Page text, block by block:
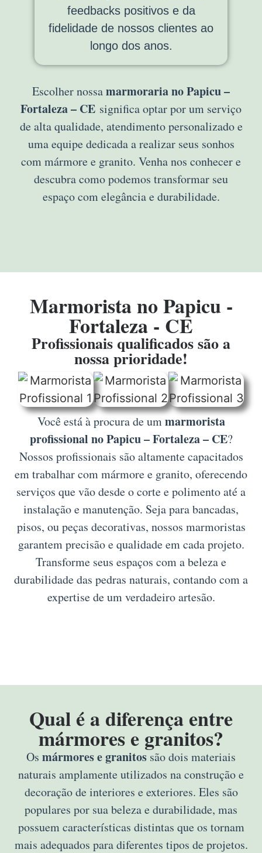
feedbacks positivos e da
fidelidade de nossos clientes ao
longo dos anos.
Escolher nossamarmoraria no Papicu –
Fortaleza – CE significa optar por um serviço
de alta qualidade, atendimento personalizado e
uma equipe dedicada a realizar seus sonhos
com mármore e granito. Venha nos conhecer e
descubra como podemos transformar seu
espaço com elegância e durabilidade.
Marmorista no Papicu -
Fortaleza - CE
Profissionais qualificados são a
nossa prioridade!
Você está à procura de ummarmorista
profissional no Papicu – Fortaleza – CE?
Nossos profissionais são altamente capacitados
em trabalhar com mármore e granito, oferecendo
serviços que vão desde o corte e polimento até a
instalação e manutenção. Seja para bancadas,
pisos, ou peças decorativas, nossos marmoristas
garantem precisão e qualidade em cada projeto.
Transforme seus espaços com a beleza e
durabilidade das pedras naturais, contando com a
expertise de um verdadeiro artesão.
Qual é a diferença entre
mármores e granitos?
Os mármores e granitos são dois materiais
naturais amplamente utilizados na construção e
decoração de interiores e exteriores. Eles são
populares por sua beleza e durabilidade, mas
possuem características distintas que os tornam
mais adequados para diferentes tipos de projetos.